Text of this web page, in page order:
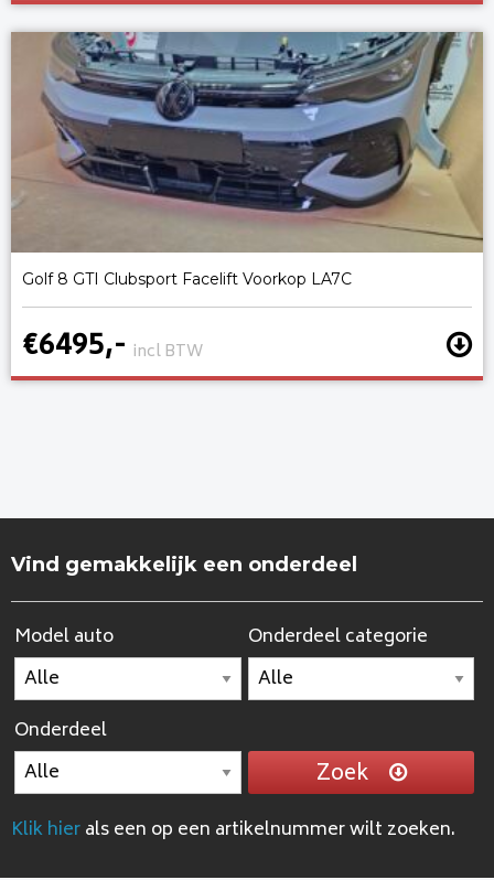
Golf 8 GTI Clubsport Facelift Voorkop LA7C
€6495,- incl BTW
Vind gemakkelijk een onderdeel
Model auto Onderdeel categorie
Onderdeel
Zoek
Klik hierals een op een artikelnummer wilt zoeken.